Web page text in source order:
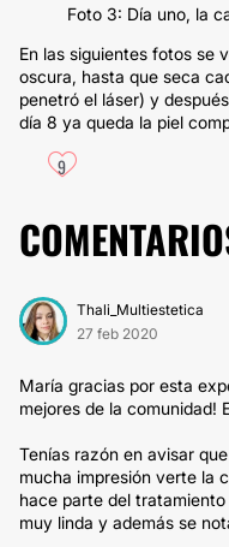
Foto 3: Día uno, la
En las siguientes fotos se
oscura, hasta que seca
penetró el láser) y
día 8 ya queda la piel
9
Thali_Multiestetica
27 feb 2020
María gracias por esta
mejores de la comunidad!
Tenías razón en avisar
mucha impresión verte la
hace parte del
muy linda y además se